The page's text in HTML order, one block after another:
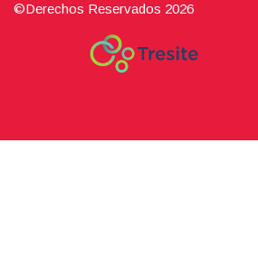
©Derechos Reservados 2026